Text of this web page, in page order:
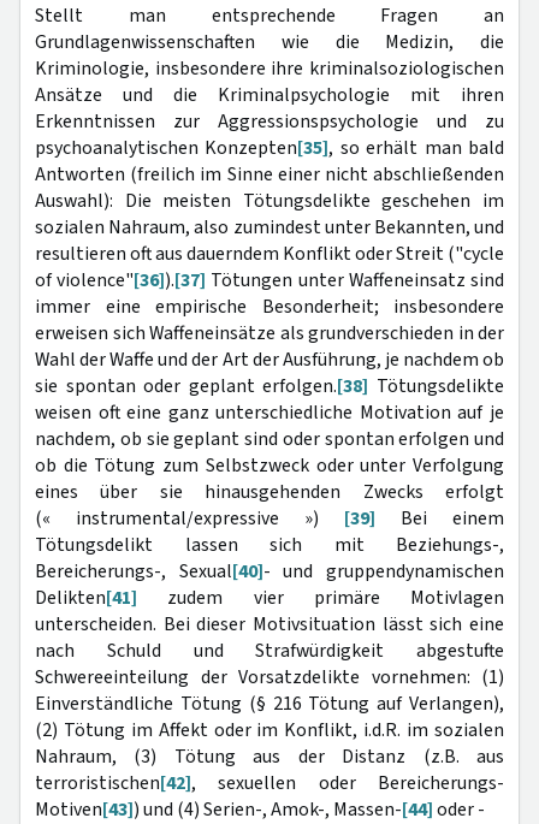
Stellt man entsprechende Fragen an
Grundlagenwissenschaften wie die Medizin, die
Kriminologie, insbesondere ihre kriminalsoziologischen
Ansätze und die Kriminalpsychologie mit ihren
Erkenntnissen zur Aggressionspsychologie und zu
psychoanalytischen Konzepten[35], so erhält man bald
Antworten (freilich im Sinne einer nicht abschließenden
Auswahl): Die meisten Tötungsdelikte geschehen im
sozialen Nahraum, also zumindest unter Bekannten, und
resultieren oft aus dauerndem Konflikt oder Streit ("cycle
of violence"[36]).[37] Tötungen unter Waffeneinsatz sind
immer eine empirische Besonderheit; insbesondere
erweisen sich Waffeneinsätze als grundverschieden in der
Wahl der Waffe und der Art der Ausführung, je nachdem ob
sie spontan oder geplant erfolgen.[38] Tötungsdelikte
weisen oft eine ganz unterschiedliche Motivation auf je
nachdem, ob sie geplant sind oder spontan erfolgen und
ob die Tötung zum Selbstzweck oder unter Verfolgung
eines über sie hinausgehenden Zwecks erfolgt
(« instrumental/expressive ») [39] Bei einem
Tötungsdelikt lassen sich mit Beziehungs-,
Bereicherungs-, Sexual[40]- und gruppendynamischen
Delikten[41] zudem vier primäre Motivlagen
unterscheiden. Bei dieser Motivsituation lässt sich eine
nach Schuld und Strafwürdigkeit abgestufte
Schwereeinteilung der Vorsatzdelikte vornehmen: (1)
Einverständliche Tötung (§ 216 Tötung auf Verlangen),
(2) Tötung im Affekt oder im Konflikt, i.d.R. im sozialen
Nahraum, (3) Tötung aus der Distanz (z.B. aus
terroristischen[42], sexuellen oder Bereicherungs-
Motiven[43]) und (4) Serien-, Amok-, Massen-[44]oder -